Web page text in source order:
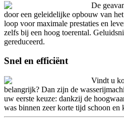
De
door een geleidelijke opbouw van
loop voor maximale prestaties en
zelfs bij een hoog toerental.
gereduceerd.
Snel en efficiënt
Vindt u
belangrijk? Dan zijn de
uw eerste keuze: dankzij de
was binnen zeer korte tijd schoon en